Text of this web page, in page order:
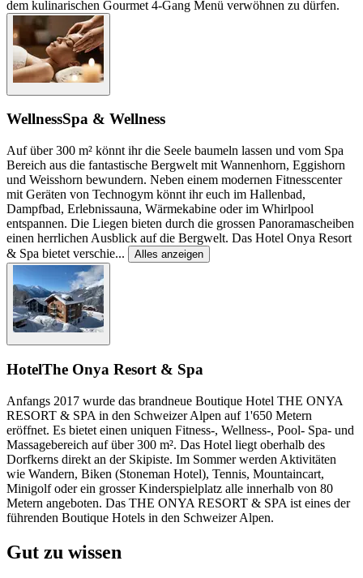
dem kulinarischen Gourmet 4-Gang Menü verwöhnen zu dürfen.
WellnessSpa & Wellness
Auf über 300 m² könnt ihr die Seele baumeln lassen und vom Spa
Bereich aus die fantastische Bergwelt mit Wannenhorn, Eggishorn
und Weisshorn bewundern. Neben einem modernen Fitnesscenter
mit Geräten von Technogym könnt ihr euch im Hallenbad,
Dampfbad, Erlebnissauna, Wärmekabine oder im Whirlpool
entspannen. Die Liegen bieten durch die grossen Panoramascheiben
einen herrlichen Ausblick auf die Bergwelt. Das Hotel Onya Resort
& Spa bietet verschie... Alles anzeigen
HotelThe Onya Resort & Spa
Anfangs 2017 wurde das brandneue Boutique Hotel THE ONYA
RESORT & SPA in den Schweizer Alpen auf 1'650 Metern
eröffnet. Es bietet einen uniquen Fitness-, Wellness-, Pool- Spa- und
Massagebereich auf über 300 m². Das Hotel liegt oberhalb des
Dorfkerns direkt an der Skipiste. Im Sommer werden Aktivitäten
wie Wandern, Biken (Stoneman Hotel), Tennis, Mountaincart,
Minigolf oder ein grosser Kinderspielplatz alle innerhalb von 80
Metern angeboten. Das THE ONYA RESORT & SPA ist eines der
führenden Boutique Hotels in den Schweizer Alpen.
Gut zu wissen